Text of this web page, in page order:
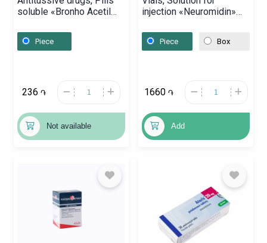
soluble «Bronho Acetil
Ռուսաստան
Piece
236 ֏
Not available
injection «Neuromidin»
Piece Box
1660 ֏
Add